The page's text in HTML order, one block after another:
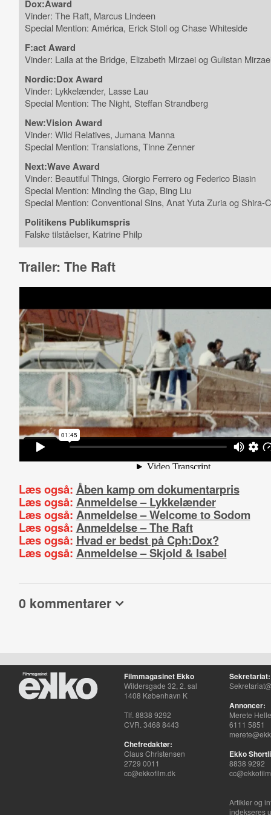
Dox:Award
Vinder: The Raft, Marcus Lindeen
Special Mention: América, Erick Stoll og Chase Whiteside
F:act Award
Vinder: Laila at the Bridge, Elizabeth Mirzaei og Gulistan
Nordic:Dox Award
Vinder: Lykkelænder, Lasse Lau
Special Mention: The Night, Steffan Strandberg
New:Vision Award
Vinder: Wild Relatives, Jumana Manna
Special Mention: Translations, Tinne Zenner
Next:Wave Award
Vinder: Beautiful Things, Giorgio Ferrero og Federico Biasin
Special Mention: Minding the Gap, Bing Liu
Special Mention: Conventional Sins, Anat Yuta Zuria og Shira-
Politikens Publikumspris
Falske tilståelser, Katrine Philp
Trailer: The Raft
Læs også: Åben kamp om dokumentarpris
Læs også: Anmeldelse – Lykkelænder
Læs også: Anmeldelse – Welcome to Sodom
Læs også: Anmeldelse – The Raft
Læs også: Hvad er bedst på Cph:Dox?
Læs også: Anmeldelse – Skjold & Isabel
0 kommentarer
Filmmagasinet Ekko
Wildersgade 32, 2. sal
1408 København K
Tlf. 8838 9292
CVR. 3468 8443
Chefredaktør:
Claus Christensen
2729 0011
cc@ekkofilm.dk
Sekretariat:
Annoncer:
Merete
6111 5851
Ekko
8838 9292
Artikler og
indekseres